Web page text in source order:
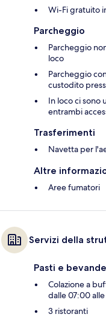
Wi-Fi gratuito
Parcheggio
Parcheggio
loco
Parcheggio
custodito
In loco ci
entrambi
Trasferimenti
Navetta per
Altre
Aree fumatori
Servizi della
Pasti e bevande
Colazione a
dalle 07:00 alle
3 ristoranti